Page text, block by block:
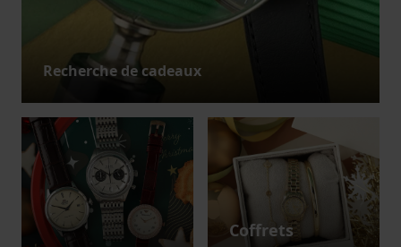
Recherche de cadeaux
Coffrets